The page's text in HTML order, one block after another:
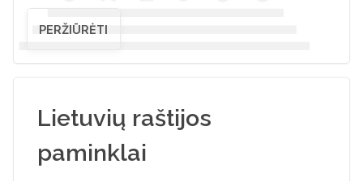
PERŽIŪRĖTI
Lietuvių raštijos
paminklai